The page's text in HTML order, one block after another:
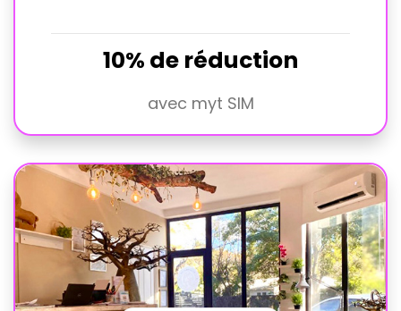
10% de réduction
avec myt SIM